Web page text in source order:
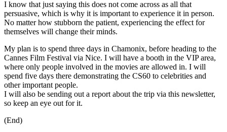
I know that just saying this does not come across as all that
persuasive, which is why it is important to experience it in person.
No matter how stubborn the patient, experiencing the effect for
themselves will change their minds.
My plan is to spend three days in Chamonix, before heading to the
Cannes Film Festival via Nice. I will have a booth in the VIP area,
where only people involved in the movies are allowed in. I will
spend five days there demonstrating the CS60 to celebrities and
other important people.
I will also be sending out a report about the trip via this newsletter,
so keep an eye out for it.
(End)